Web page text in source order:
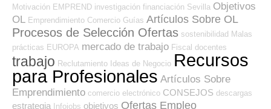
Motivación EMPREND investigación financiación Sevilla Objetivos
OL Emprendimiento Comercio Guías Artículos Sobre OL
Procesos de Selección Ofertas sostenibilidad Malas
prácticas EUROPA mercado de trabajo Fiscal docentes
trabajo Reclutamiento Ideas de Negocio Recursos
para Profesionales Artículos Sobre
Emprendimiento comercio electrónico CONSEJOS descargas
estrategia Infojobs objetivos Ofertas Empleo